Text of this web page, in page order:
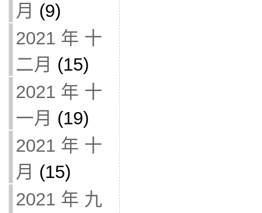
月 (9)
2021 年 十
二月 (15)
2021 年 十
一月 (19)
2021 年 十
月 (15)
2021 年 九